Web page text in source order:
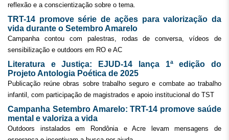
reflexão e a conscientização sobre o tema.
TRT-14 promove série de ações para valorização da
vida durante o Setembro Amarelo
Campanha contou com palestras, rodas de conversa, vídeos de
sensibilização e outdoors em RO e AC
Literatura e Justiça: EJUD-14 lança 1ª edição do
Projeto Antologia Poética de 2025
Publicação reúne obras sobre trabalho seguro e combate ao trabalho
infantil, com participação de magistrados e apoio institucional do TST
Campanha Setembro Amarelo: TRT-14 promove saúde
mental e valoriza a vida
Outdoors instalados em Rondônia e Acre levam mensagens de